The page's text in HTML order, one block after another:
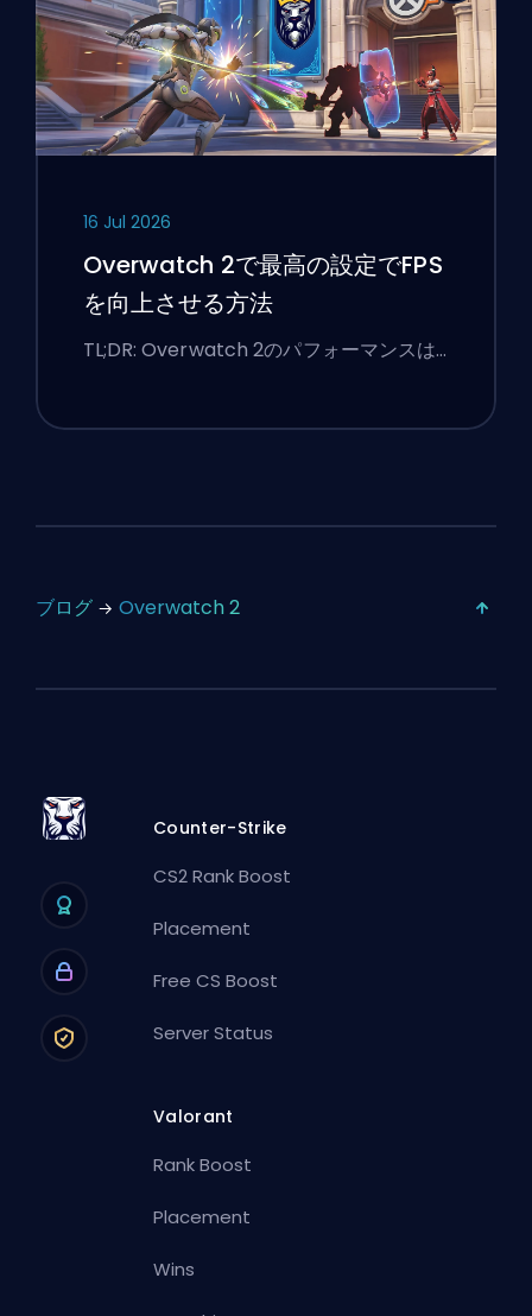
16 Jul 2026
Overwatch 2で最高の設定でFPS
を向上させる方法
TL;DR: Overwatch 2のパフォーマンスは…
ブログ Overwatch 2
Counter-Strike
CS2 Rank Boost
Placement
Free CS Boost
Server Status
Valorant
Rank Boost
Placement
Wins